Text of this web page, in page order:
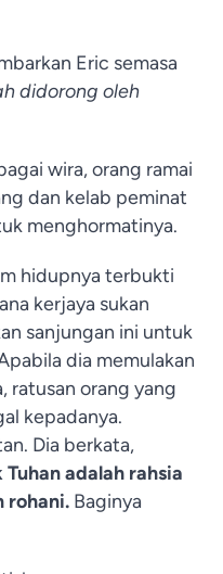
Eric semasa
didorong oleh
wira, orang ramai
dan kelab peminat
menghormatinya.
hidupnya terbukti
kerjaya sukan
sanjungan ini untuk
dia memulakan
ratusan orang yang
kepadanya.
Dia berkata,
adalah rahsia
rohani. Baginya